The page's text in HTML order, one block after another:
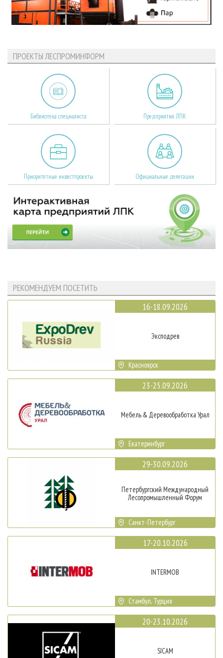
ПРОЕКТЫ ЛЕСПРОМИНФОРМ
Библиотека специалиста Предприятия ЛПК
Приоритетные инвестпроекты Официальные делегации
РЕКОМЕНДУЕМ ПОСЕТИТЬ
16-18.09.2026
Эксподрев
Красноярск
23-25.09.2026
Мебель & Деревообработка Урал
Екатеринбург
29-30.09.2026
Петербургский Международный
Лесопромышленный Форум
Санкт-Петербург
17-20.10.2026
INTERMOB
Стамбул, Турция
20-23.10.2026
SICAM